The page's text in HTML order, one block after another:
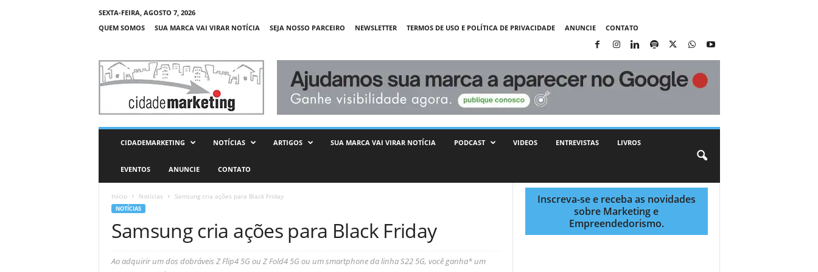
SEXTA-FEIRA, AGOSTO 7, 2026
QUEM SOMOS
SUA MARCA VAI VIRAR NOTÍCIA SEJA NOSSO PARCEIRO NEWSLETTER TERMOS DE USO E POLÍTICA DE PRIVACIDADE ANUNCIE CONTATO
C
d
CIDADEMARKETING NOTÍCIAS ARTIGOS SUA MARCA VAI VIRAR NOTÍCIA PODCAST VIDEOS ENTREVISTAS LIVROS
EVENTOS ANUNCIE CONTATO
Início Notícias Samsung cria ações para Black Friday
NOTÍCIAS
Samsung cria ações para Black Friday
Ao adquirir um dos dobráveis Z Flip4 5G ou Z Fold4 5G ou um smartphone da linha S22 5G, você ganha* um
Inscreva-se e receba as novidades
sobre Marketing e
Empreendedorismo.